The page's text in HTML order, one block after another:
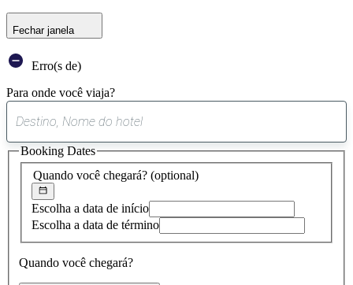
Fechar janela
Erro(s de)
Para onde você viaja?
sugestão
encontrada
Quando você chegará? (optional)
Escolha a data de início
Escolha a data de término
Quando você chegará?
Booking Dates